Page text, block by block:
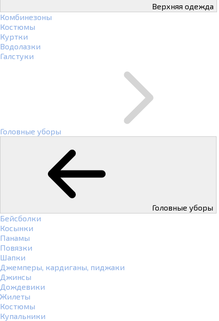
Верхняя одежда
Комбинезоны
Костюмы
Куртки
Водолазки
Галстуки
Головные уборы
Головные уборы
Бейсболки
Косынки
Панамы
Повязки
Шапки
Джемперы, кардиганы, пиджаки
Джинсы
Дождевики
Жилеты
Костюмы
Купальники